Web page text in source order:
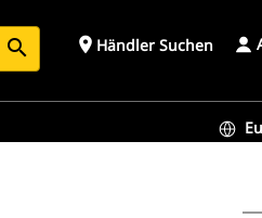
search place Händler Suchen